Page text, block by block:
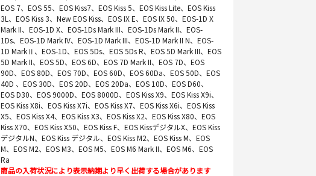
EOS 7、EOS 55、EOS Kiss7、EOS Kiss 5、EOS Kiss Lite、EOS Kiss
3L、EOS Kiss 3、New EOS Kiss、EOS IX E、EOS IX 50、EOS-1D X
Mark II、EOS-1D X、EOS-1Ds Mark III、EOS-1Ds Mark II、EOS-
1Ds、EOS-1D Mark IV、EOS-1D Mark III、EOS-1D Mark II N、EOS-
1D MarkⅡ、EOS-1D、EOS 5Ds、EOS 5Ds R、EOS 5D Mark III、EOS
5D Mark II、EOS 5D、EOS 6D、EOS 7D Mark II、EOS 7D、EOS
90D、EOS 80D、EOS 70D、EOS 60D、EOS 60Da、EOS 50D、EOS
40D 、EOS 30D、EOS 20D、EOS 20Da、EOS 10D、EOS D60、
EOS D30、EOS 9000D、EOS 8000D、EOS Kiss X9、EOS Kiss X9i、
EOS Kiss X8i、EOS Kiss X7i、EOS Kiss X7、EOS Kiss X6i、EOS Kiss
X5、EOS Kiss X4、EOS Kiss X3、EOS Kiss X2、EOS Kiss X80、EOS
Kiss X70、EOS Kiss X50、EOS Kiss F、EOS KissデジタルX、EOS Kiss
デジタルN、EOS Kiss デジタル、EOS Kiss M2、EOS Kiss M、EOS
M、EOS M2、EOS M3、EOS M5、EOS M6 Mark II、EOS M6、EOS
Ra
商品の入荷状況により表示納期より早く出荷する場合があります